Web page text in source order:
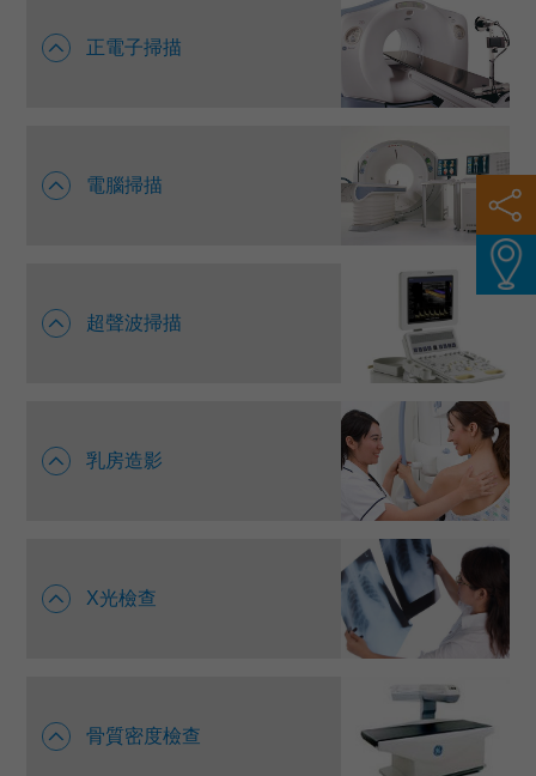
正電子掃描
電腦掃描
超聲波掃描
乳房造影
X光檢查
骨質密度檢查